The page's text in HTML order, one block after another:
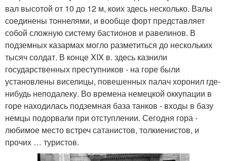
вал высотой от 10 до 12 м, коих здесь несколько. Валы
соединены тоннелями, и вообще форт представляет
собой сложную систему бастионов и равелинов. В
подземных казармах могло разметиться до нескольких
тысяч солдат. В конце XIX в. здесь казнили
государственных преступников - на горе были
установлены виселицы, повешенных палач хоронил где-
нибудь неподалеку. Во времена немецкой оккупации в
горе находилась подземная база танков - входы в базу
немцы подорвали при отступлении. Сегодня гора -
любимое место встреч сатанистов, толкиенистов, и
прочих … туристов.